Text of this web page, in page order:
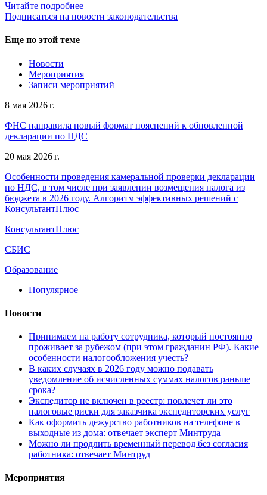
Читайте подробнее
Подписаться на новости законодательства
Еще по этой теме
Новости
Мероприятия
Записи мероприятий
8 мая 2026 г.
ФНС направила новый формат пояснений к обновленной
декларации по НДС
20 мая 2026 г.
Особенности проведения камеральной проверки декларации
по НДС, в том числе при заявлении возмещения налога из
бюджета в 2026 году. Алгоритм эффективных решений с
КонсультантПлюс
КонсультантПлюс
СБИС
Образование
Популярное
Новости
Принимаем на работу сотрудника, который постоянно
проживает за рубежом (при этом гражданин РФ). Какие
особенности налогообложения учесть?
В каких случаях в 2026 году можно подавать
уведомление об исчисленных суммах налогов раньше
срока?
Экспедитор не включен в реестр: повлечет ли это
налоговые риски для заказчика экспедиторских услуг
Как оформить дежурство работников на телефоне в
выходные из дома: отвечает эксперт Минтруда
Можно ли продлить временный перевод без согласия
работника: отвечает Минтруд
Мероприятия